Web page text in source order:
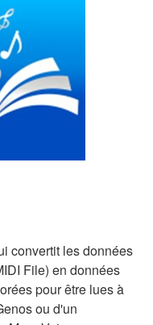
convertit les données
File) en données
pour être lues à
ou d'un